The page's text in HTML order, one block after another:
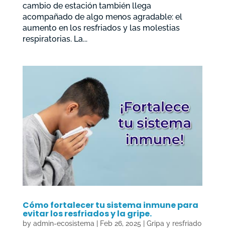
cambio de estación también llega
acompañado de algo menos agradable: el
aumento en los resfriados y las molestias
respiratorias. La...
Cómo fortalecer tu sistema inmune para
evitar los resfriados y la gripe.
by admin-ecosistema Feb 26, 2025 Gripa y resfriado